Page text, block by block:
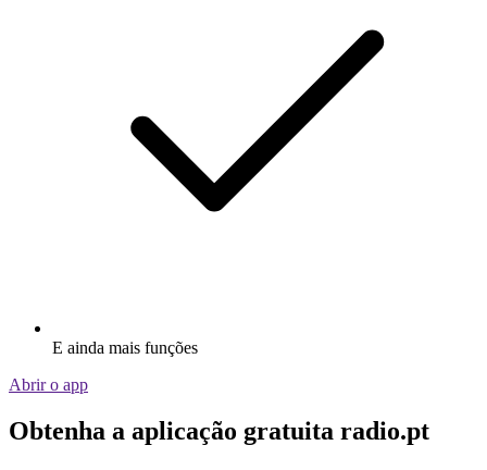
E ainda mais funções
Abrir o app
Obtenha a aplicação gratuita radio.pt